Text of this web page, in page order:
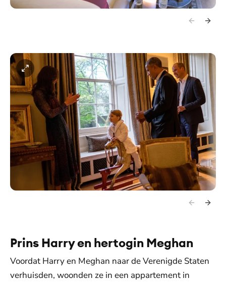
Prins Harry en hertogin Meghan
Voordat Harry en Meghan naar de Verenigde Staten
verhuisden, woonden ze in een appartement in